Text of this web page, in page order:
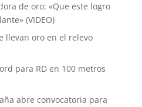
de oro: «Que este logro
(VIDEO)
llevan oro en el relevo
para RD en 100 metros
abre convocatoria para